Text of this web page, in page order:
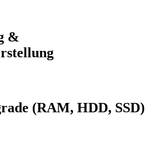
&
(RAM, HDD, SSD)